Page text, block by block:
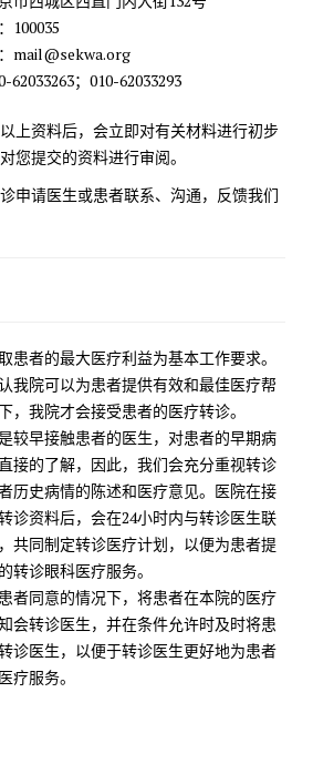
100035
mail@sekwa.org
62033263； 010-62033293
上资料后，会立即对有关材料进行初步
您提交的资料进行审阅。
申请医生或患者联系、沟通，反馈我们
患者的最大医疗利益为基本工作要求。
我院可以为患者提供有效和最佳医疗帮
，我院才会接受患者的医疗转诊。
较早接触患者的医生，对患者的早期病
接的了解，因此，我们会充分重视转诊
历史病情的陈述和医疗意见。医院在接
诊资料后，会在24小时内与转诊医生联
共同制定转诊医疗计划，以便为患者提
转诊眼科医疗服务。
者同意的情况下，将患者在本院的医疗
会转诊医生，并在条件允许时及时将患
诊医生，以便于转诊医生更好地为患者
疗服务。